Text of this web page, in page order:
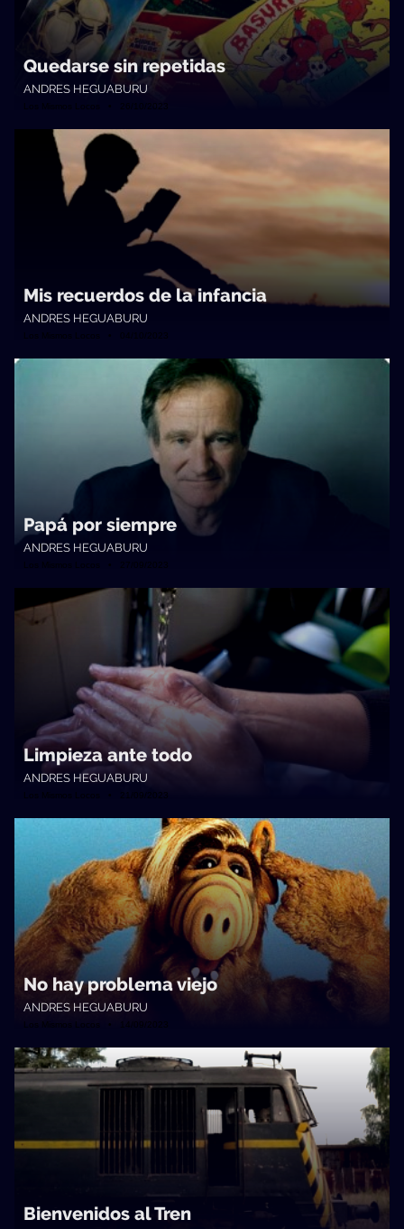
Quedarse sin repetidas
ANDRES HEGUABURU
Los Mismos Locos • 26/10/2023
Mis recuerdos de la infancia
ANDRES HEGUABURU
Los Mismos Locos • 04/10/2023
Papá por siempre
ANDRES HEGUABURU
Los Mismos Locos • 27/09/2023
Limpieza ante todo
ANDRES HEGUABURU
Los Mismos Locos • 21/09/2023
No hay problema viejo
ANDRES HEGUABURU
Los Mismos Locos • 14/09/2023
Bienvenidos al Tren